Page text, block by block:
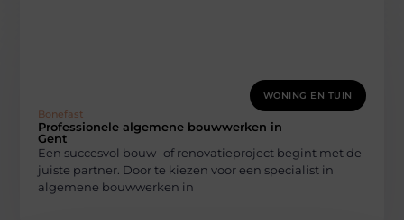
WONING EN TUIN
Bonefast
Professionele algemene bouwwerken in
Gent
Een succesvol bouw- of renovatieproject begint met de
juiste partner. Door te kiezen voor een specialist in
algemene bouwwerken in